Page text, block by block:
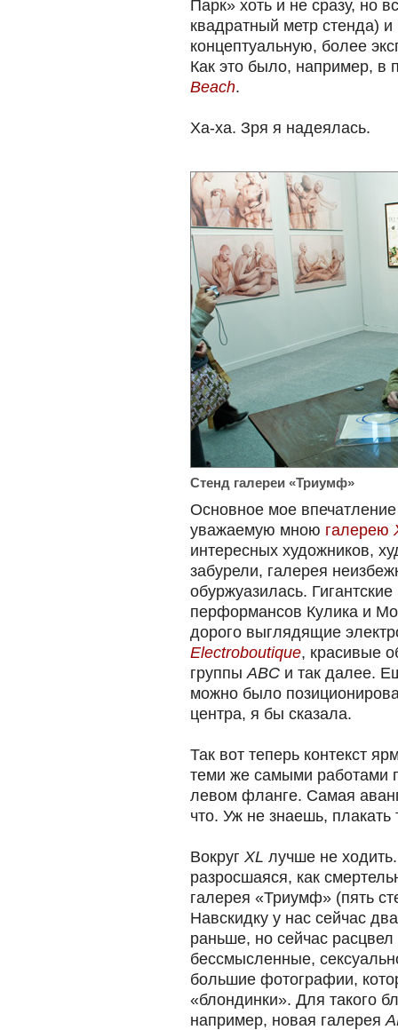
Парк» хоть и не сразу, но
квадратный метр стенда)
концептуальную, более
Как это было, например, в
Beach.
Ха-ха. Зря я надеялась.
Стенд галереи «Триумф»
Основное мое
уважаемую мною галерею
интересных художников,
забурели, галерея
обуржуазилась.
перформансов Кулика и
дорого выглядящие
Electroboutique, красивые
группыABC и так далее.
можно было
центра, я бы сказала.
Так вот теперь контекст
теми же самыми работами
левом фланге. Самая
что. Уж не знаешь, плакать
Вокруг XL лучше не
разросшаяся, как
галерея «Триумф» (пять
Навскидку у нас сейчас
раньше, но сейчас
бессмысленные,
большие фотографии,
«блондинки». Для такого
например, новая галерея